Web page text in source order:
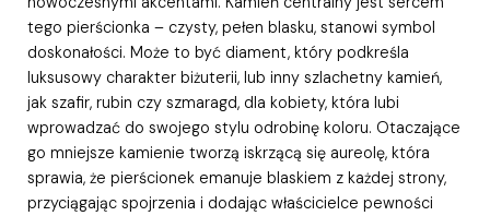
tego pierścionka – czysty, pełen blasku, stanowi symbol
doskonałości. Może to być diament, który podkreśla
luksusowy charakter biżuterii, lub inny szlachetny kamień,
jak szafir, rubin czy szmaragd, dla kobiety, która lubi
wprowadzać do swojego stylu odrobinę koloru. Otaczające
go mniejsze kamienie tworzą iskrzącą się aureolę, która
sprawia, że pierścionek emanuje blaskiem z każdej strony,
przyciągając spojrzenia i dodając właścicielce pewności